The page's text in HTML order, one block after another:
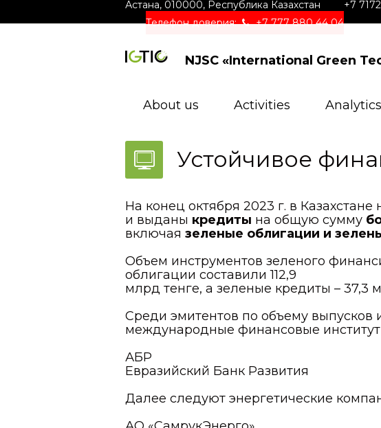
Астана, 010000, Республика Казахстан +7
Телефон доверия:
+7 777 880 44 04
NJSC «International Green
About us Activities Analytics
Устойчивое
На конец октября 2023 г. в
и выданы кредиты на общую сумму
включая зеленые облигации и
Объем инструментов зеленого
облигации составили 112,9
млрд тенге, а зеленые кредиты – 37,3
Среди эмитентов по объему
международные финансовые
АБР
Евразийский Банк Развития
Далее следуют энергетические